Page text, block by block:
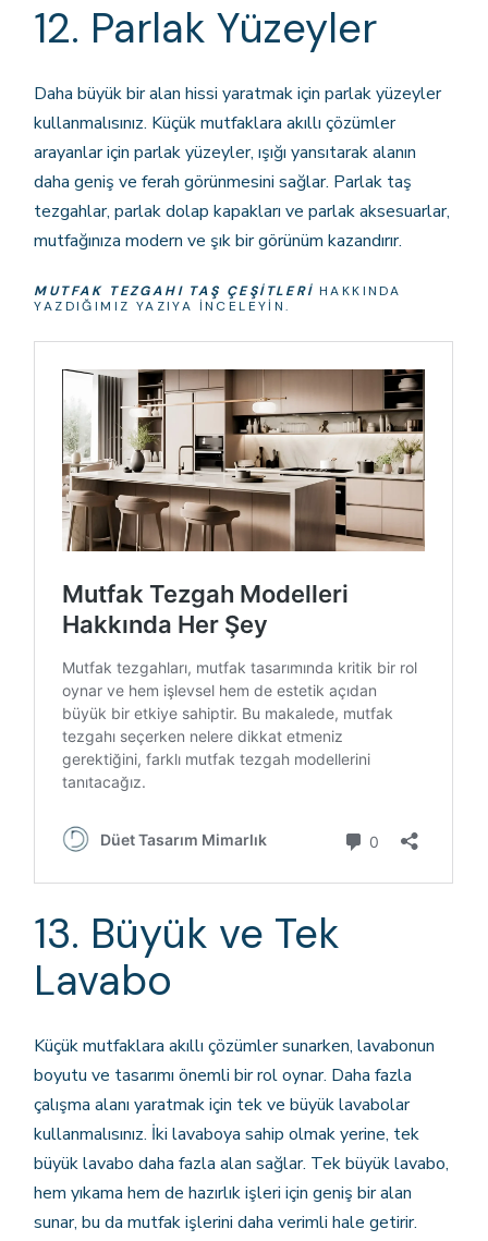
12. Parlak Yüzeyler
Daha büyük bir alan hissi yaratmak için parlak yüzeyler
kullanmalısınız. Küçük mutfaklara akıllı çözümler
arayanlar için parlak yüzeyler, ışığı yansıtarak alanın
daha geniş ve ferah görünmesini sağlar. Parlak taş
tezgahlar, parlak dolap kapakları ve parlak aksesuarlar,
mutfağınıza modern ve şık bir görünüm kazandırır.
MUTFAK TEZGAHI TAŞ ÇEŞITLERI HAKKINDA
YAZDIĞIMIZ YAZIYA INCELEYIN.
13. Büyük ve Tek
Lavabo
Küçük mutfaklara akıllı çözümler sunarken, lavabonun
boyutu ve tasarımı önemli bir rol oynar. Daha fazla
çalışma alanı yaratmak için tek ve büyük lavabolar
kullanmalısınız. İki lavaboya sahip olmak yerine, tek
büyük lavabo daha fazla alan sağlar. Tek büyük lavabo,
hem yıkama hem de hazırlık işleri için geniş bir alan
sunar, bu da mutfak işlerini daha verimli hale getirir.